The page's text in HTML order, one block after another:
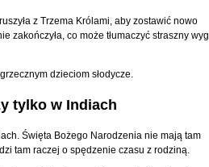
z Trzema Królami, aby zostawić nowo
zakończyła, co może tłumaczyć straszny
dzieciom słodycze.
tylko w Indiach
Święta Bożego Narodzenia nie mają tam
tam raczej o spędzenie czasu z rodziną.